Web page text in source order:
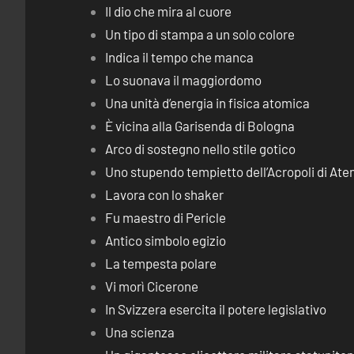
Il dio che mira al cuore
Un tipo di stampa a un solo colore
Indica il tempo che manca
Lo suonava il maggiordomo
Una unità d’energia in fisica atomica
È vicina alla Garisenda di Bologna
Arco di sostegno nello stile gotico
Uno stupendo tempietto dell’Acropoli di
Lavora con lo shaker
Fu maestro di Pericle
Antico simbolo egizio
La tempesta polare
Vi morì Cicerone
In Svizzera esercita il potere legislativo
Una scienza